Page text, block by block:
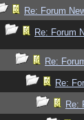
Re: Forum
Re: Forum
Re:
Re:
Re: